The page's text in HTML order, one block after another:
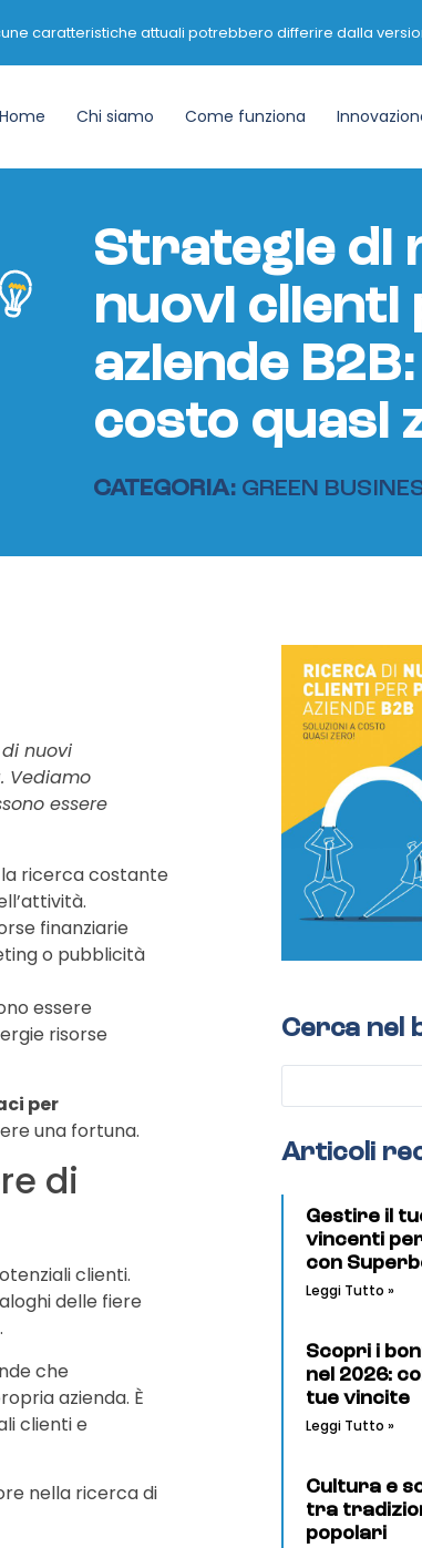
caratteristiche attuali potrebbero differire dalla
Home Chi siamo Come funziona
Strategie di
nuovi clienti
aziende
costo quasi
CATEGORIA: GREEN
nuovi
Vediamo
essere
ricerca costante
finanziarie
o pubblicità
essere
risorse
per
una fortuna.
di
clienti.
delle fiere
che
azienda. È
clienti e
nella ricerca di
Cerca nel
Articoli
Gestire il
vincenti
con
Leggi Tutto »
Scopri i
nel 2026:
tue vincite
Leggi Tutto »
Cultura e
tra
popolari